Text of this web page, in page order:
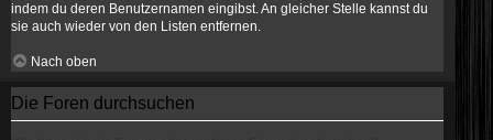
indem du deren Benutzernamen eingibst. An gleicher Stelle kannst du
sie auch wieder von den Listen entfernen.
Nach oben
Die Foren durchsuchen